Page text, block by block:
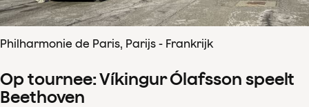
Philharmonie de Paris, Parijs - Frankrijk
Op tournee: Víkingur Ólafsson speelt
Beethoven